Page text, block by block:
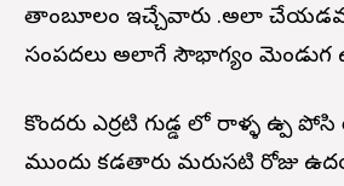
తాంబూలం ఇచ్చేవారు .అలా
సంపదలు అలాగే సౌభాగ్యం
కొందరు ఎర్రటి గుడ్డ లో రాళ్ళ ఉప్పు
ముందు కడతారు మరుసటి రోజు